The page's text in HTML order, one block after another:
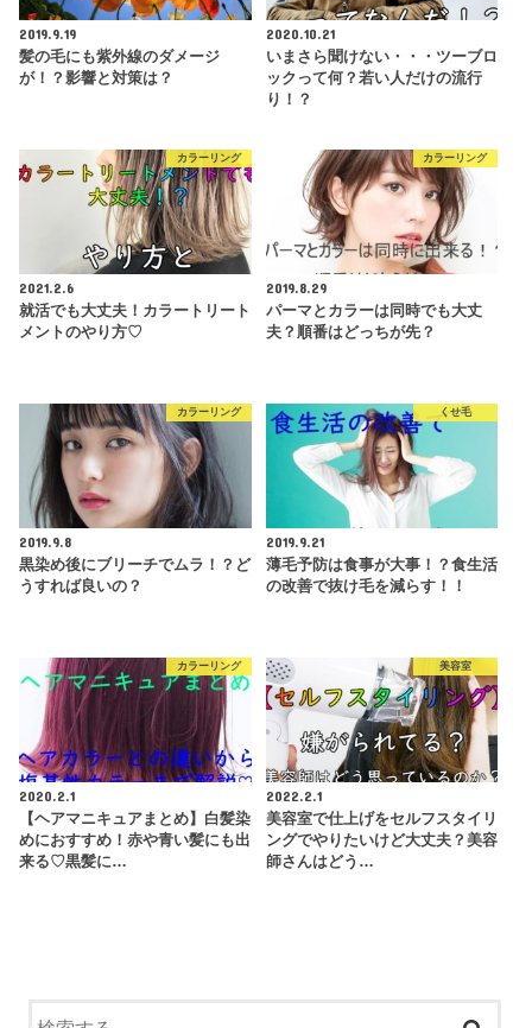
2019.9.19
髪の毛にも紫外線のダメージ
が！？影響と対策は？
2020.10.21
いまさら聞けない・・・ツーブロ
ックって何？若い人だけの流行
り！？
カラーリング
2021.2.6
就活でも大丈夫！カラートリート
メントのやり方♡
カラーリング
2019.8.29
パーマとカラーは同時でも大丈
夫？順番はどっちが先？
カラーリング
2019.9.8
黒染め後にブリーチでムラ！？ど
うすれば良いの？
くせ毛
2019.9.21
薄毛予防は食事が大事！？食生活
の改善で抜け毛を減らす！！
カラーリング
2020.2.1
【ヘアマニキュアまとめ】白髪染
めにおすすめ！赤や青い髪にも出
来る♡黒髪に…
美容室
2022.2.1
美容室で仕上げをセルフスタイリ
ングでやりたいけど大丈夫？美容
師さんはどう…